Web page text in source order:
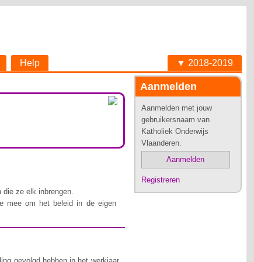
Help ▼ 2018-2019
Aanmelden
Aanmelden met jouw
gebruikersnaam van
Katholiek Onderwijs
Vlaanderen.
Aanmelden
Registreren
die ze elk inbrengen.
mee om het beleid in de eigen